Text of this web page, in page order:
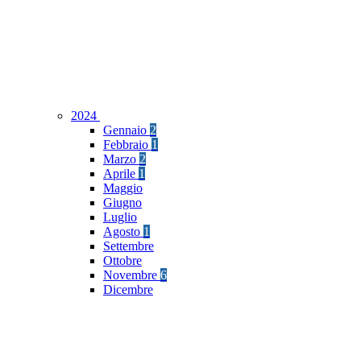
2024
Gennaio 2
Febbraio 1
Marzo 2
Aprile 1
Maggio
Giugno
Luglio
Agosto 1
Settembre
Ottobre
Novembre 6
Dicembre